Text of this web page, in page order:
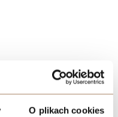
O plikach cookies